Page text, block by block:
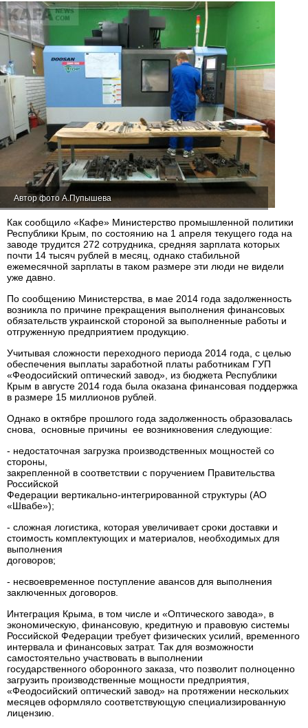
Автор фото А.Пупышева
Как сообщило «Кафе» Министерство промышленной политики
Республики Крым, по состоянию на 1 апреля текущего года на
заводе трудится 272 сотрудника, средняя зарплата которых
почти 14 тысяч рублей в месяц, однако стабильной
ежемесячной зарплаты в таком размере эти люди не видели
уже давно.
По сообщению Министерства, в мае 2014 года задолженность
возникла по причине прекращения выполнения финансовых
обязательств украинской стороной за выполненные работы и
отгруженную предприятием продукцию.
Учитывая сложности переходного периода 2014 года, с целью
обеспечения выплаты заработной платы работникам ГУП
«Феодосийский оптический завод», из бюджета Республики
Крым в августе 2014 года была оказана финансовая поддержка
в размере 15 миллионов рублей.
Однако в октябре прошлого года задолженность образовалась
снова, основные причины ее возникновения следующие:
- недостаточная загрузка производственных мощностей со
стороны,
закрепленной в соответствии с поручением Правительства
Российской
Федерации вертикально-интегрированной структуры (АО
«Швабе»);
- сложная логистика, которая увеличивает сроки доставки и
стоимость комплектующих и материалов, необходимых для
выполнения
договоров;
- несвоевременное поступление авансов для выполнения
заключенных договоров.
Интеграция Крыма, в том числе и «Оптического завода», в
экономическую, финансовую, кредитную и правовую системы
Российской Федерации требует физических усилий, временного
интервала и финансовых затрат. Так для возможности
самостоятельно участвовать в выполнении
государственного оборонного заказа, что позволит полноценно
загрузить производственные мощности предприятия,
«Феодосийский оптический завод» на протяжении нескольких
месяцев оформляло соответствующую специализированную
лицензию.